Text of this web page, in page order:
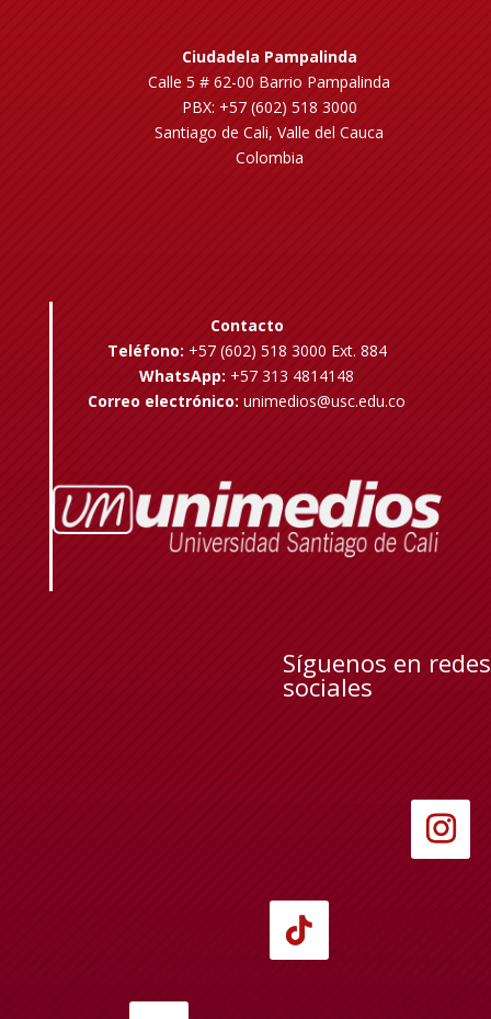
Ciudadela Pampalinda
Calle 5 # 62-00 Barrio Pampalinda
PBX: +57 (602) 518 3000
Santiago de Cali, Valle del Cauca
Colombia
Contacto
Teléfono: +57 (602) 518 3000 Ext. 884
WhatsApp: +57 313 4814148
Correo electrónico: unimedios@usc.edu.co
Síguenos en redes
sociales